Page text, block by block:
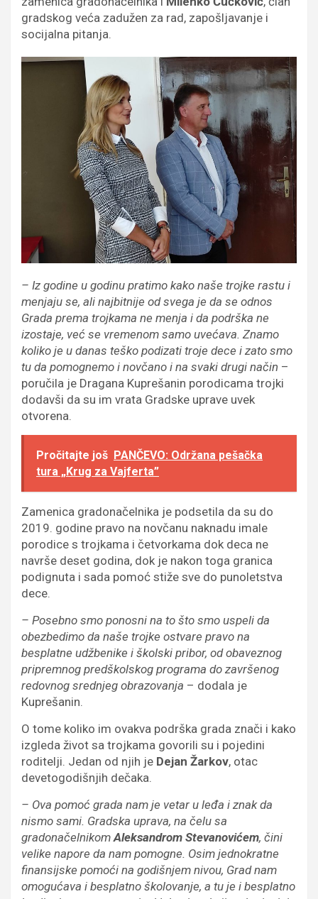
gradskog veća zadužen za rad, zapošljavanje i
socijalna pitanja.
– Iz godine u godinu pratimo kako naše trojke rastu i
menjaju se, ali najbitnije od svega je da se odnos
Grada prema trojkama ne menja i da podrška ne
izostaje, već se vremenom samo uvećava. Znamo
koliko je u danas teško podizati troje dece i zato smo
tu da pomognemo i novčano i na svaki drugi način –
poručila je Dragana Kuprešanin porodicama trojki
dodavši da su im vrata Gradske uprave uvek
otvorena.
Pročitajte još PANČEVO: Održana pešačka
tura „Krug za Vajferta”
Zamenica gradonačelnika je podsetila da su do
2019. godine pravo na novčanu naknadu imale
porodice s trojkama i četvorkama dok deca ne
navrše deset godina, dok je nakon toga granica
podignuta i sada pomoć stiže sve do punoletstva
dece.
– Posebno smo ponosni na to što smo uspeli da
obezbedimo da naše trojke ostvare pravo na
besplatne udžbenike i školski pribor, od obaveznog
pripremnog predškolskog programa do završenog
redovnog srednjeg obrazovanja – dodala je
Kuprešanin.
O tome koliko im ovakva podrška grada znači i kako
izgleda život sa trojkama govorili su i pojedini
roditelji. Jedan od njih je Dejan Žarkov, otac
devetogodišnjih dečaka.
– Ova pomoć grada nam je vetar u leđa i znak da
nismo sami. Gradska uprava, na čelu sa
gradonačelnikom Aleksandrom Stevanovićem, čini
velike napore da nam pomogne. Osim jednokratne
finansijske pomoći na godišnjem nivou, Grad nam
omogućava i besplatno školovanje, a tu je i besplatno